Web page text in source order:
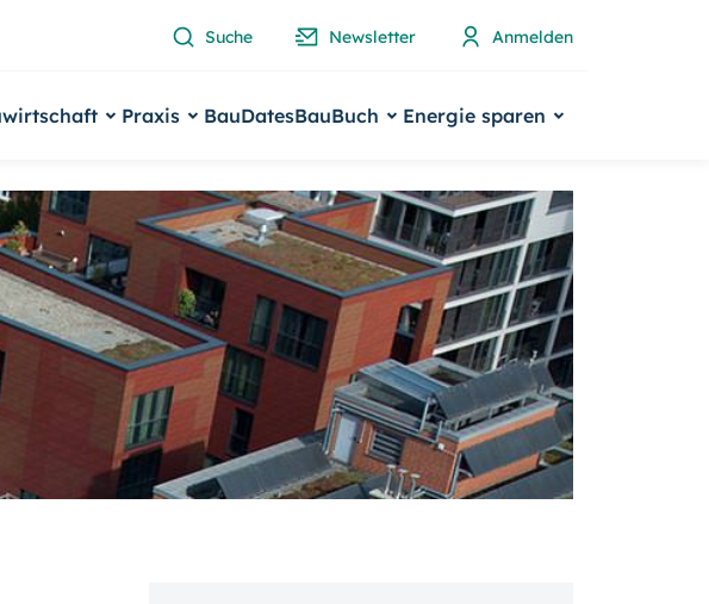
Suche Newsletter Anmelden
Praxis BauDatesBauBuch Energie sparen